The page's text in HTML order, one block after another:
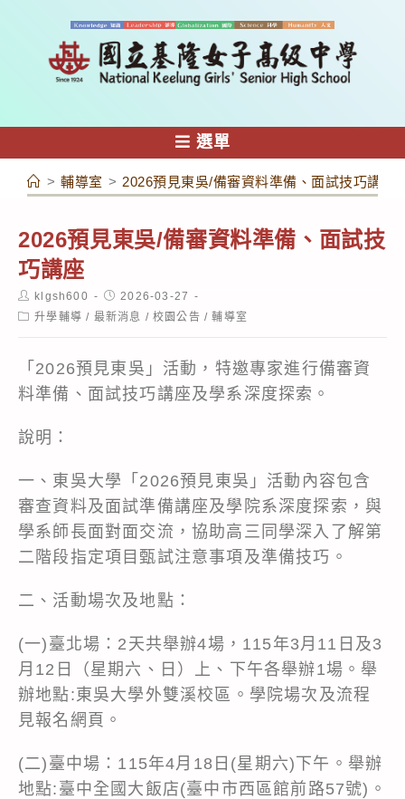
容
選單
> 輔導室 > 2026預見東吳/備審資料準備、面試技巧講座
2026預見東吳/備審資料準備、面試技
巧講座
Post
author:
klgsh600
Post
published:
2026-03-27
Post升學輔導 / 最新消息 / 校園公告 / 輔導室
「2026預見東吳」活動，特邀專家進行備審資
料準備、面試技巧講座及學系深度探索。
說明：
一、東吳大學「2026預見東吳」活動內容包含
審查資料及面試準備講座及學院系深度探索，與
學系師長面對面交流，協助高三同學深入了解第
二階段指定項目甄試注意事項及準備技巧。
二、活動場次及地點：
(一)臺北場：2天共舉辦4場，115年3月11日及3
月12日（星期六、日）上、下午各舉辦1場。舉
辦地點:東吳大學外雙溪校區。學院場次及流程
見報名網頁。
(二)臺中場：115年4月18日(星期六)下午。舉辦
地點:臺中全國大飯店(臺中市西區館前路57號)。